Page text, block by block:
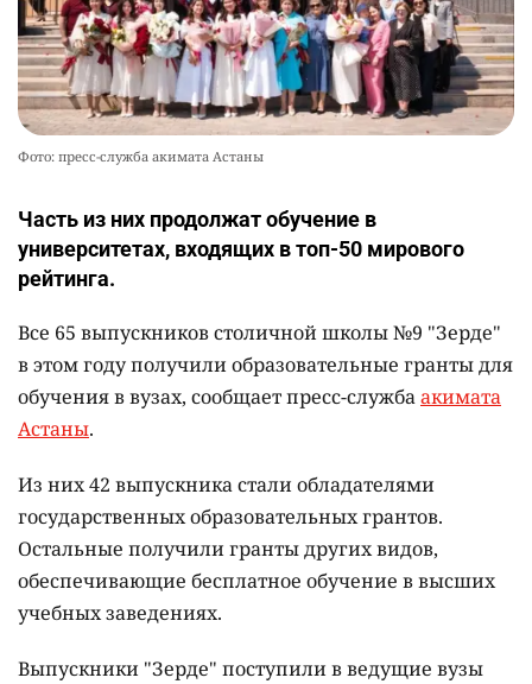
Фото: пресс-служба акимата Астаны
Часть из них продолжат обучение в
университетах, входящих в топ-50 мирового
рейтинга.
Все 65 выпускников столичной школы №9 "Зерде"
в этом году получили образовательные гранты для
обучения в вузах, сообщает пресс-службаакимата
Астаны.
Из них 42 выпускника стали обладателями
государственных образовательных грантов.
Остальные получили гранты других видов,
обеспечивающие бесплатное обучение в высших
учебных заведениях.
Выпускники "Зерде" поступили в ведущие вузы